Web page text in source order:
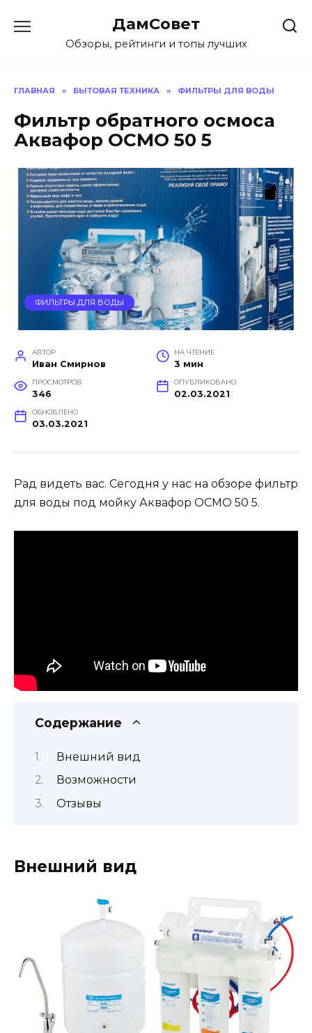
содержанию
ДамСовет
Обзоры, рейтинги и топы лучших
ГЛАВНАЯ » БЫТОВАЯ ТЕХНИКА » ФИЛЬТРЫ ДЛЯ ВОДЫ
Фильтр обратного осмоса
Аквафор ОСМО 50 5
ФИЛЬТРЫ ДЛЯ ВОДЫ
АВТОР
Иван Смирнов
НА ЧТЕНИЕ
3 мин
ПРОСМОТРОВ
346
ОПУБЛИКОВАНО
02.03.2021
ОБНОВЛЕНО
03.03.2021
Рад видеть вас. Сегодня у нас на обзоре фильтр
для воды под мойку Аквафор ОСМО 50 5.
Содержание
Внешний вид
Возможности
Отзывы
Внешний вид